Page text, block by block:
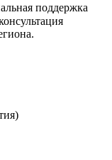
поддержка